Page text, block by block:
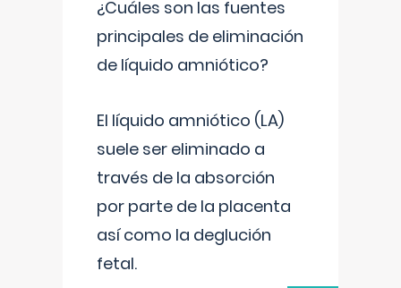
¿Cuáles son las fuentes
principales de eliminación
de líquido amniótico?
El líquido amniótico (LA)
suele ser eliminado a
través de la absorción
por parte de la placenta
así como la deglución
fetal.